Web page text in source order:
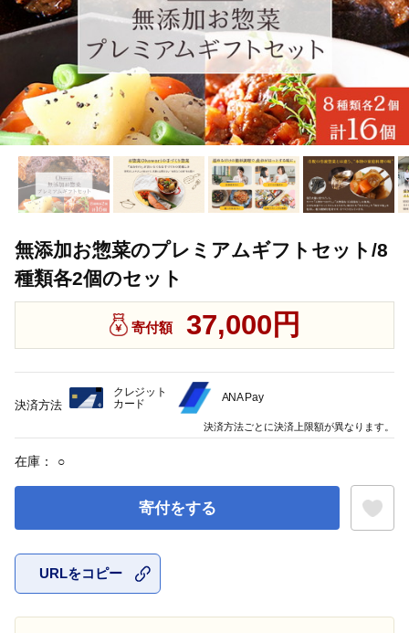
無添加お惣菜のプレミアムギフトセット/8
種類各2個のセット
寄付額 37,000円
在庫： ○
寄付をする
URLをコピー
決済方法
クレジット
カード
ANA Pay
決済方法ごとに決済上限額が異なります。